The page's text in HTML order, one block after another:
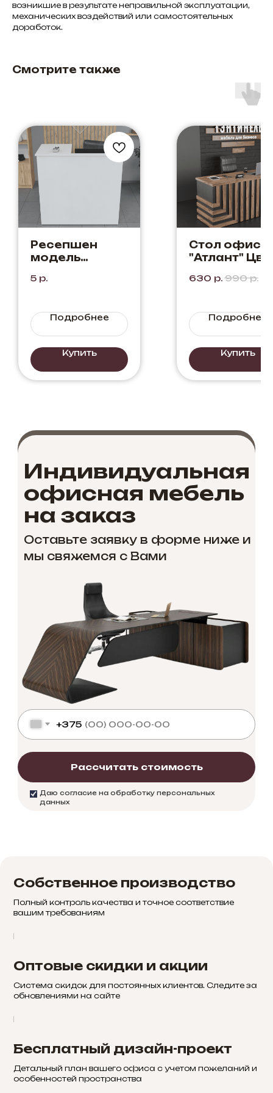
возникшие в результате неправильной эксплуатации,
механических воздействий или самостоятельных
доработок.
Смотрите также
Ресепшен
модель
стол №1"
5 р.
Подробнее
Купить
Стол
"Атлант"
Черный.
в каждой
детали
630 р. 990 р.
Подробнее
Купить
Оставьте заявку в форме ниже и
мы свяжемся с Вами
Даю согласие на обработку персональных
данных
+375
Рассчитать стоимость
Индивидуальная
офисная мебель
на заказ
Собственное производство
Полный контроль качества и точное соответствие
вашим требованиям
Оптовые скидки и акции
Система скидок для постоянных клиентов. Следите за
обновлениями на сайте
Бесплатный дизайн-проект
Детальный план вашего офиса с учетом пожеланий и
особенностей пространства